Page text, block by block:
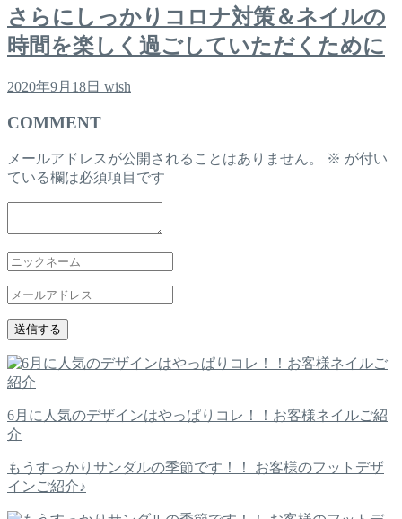
さらにしっかりコロナ対策＆ネイルの
時間を楽しく過ごしていただくために
2020年9月18日 wish
COMMENT
メールアドレスが公開されることはありません。 ※ が付い
ている欄は必須項目です
6月に人気のデザインはやっぱりコレ！！お客様ネイルご紹
介
もうすっかりサンダルの季節です！！ お客様のフットデザ
インご紹介♪